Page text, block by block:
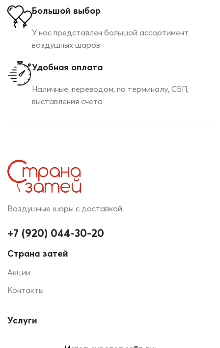
Большой выбор
У нас представлен большой ассортимент
воздушных шаров
Удобная оплата
Наличные, переводом, по терминалу, СБП,
выставления счета
Воздушные шары с доставкой
+7 (920) 044-30-20
Страна затей
Акции
Контакты
Услуги